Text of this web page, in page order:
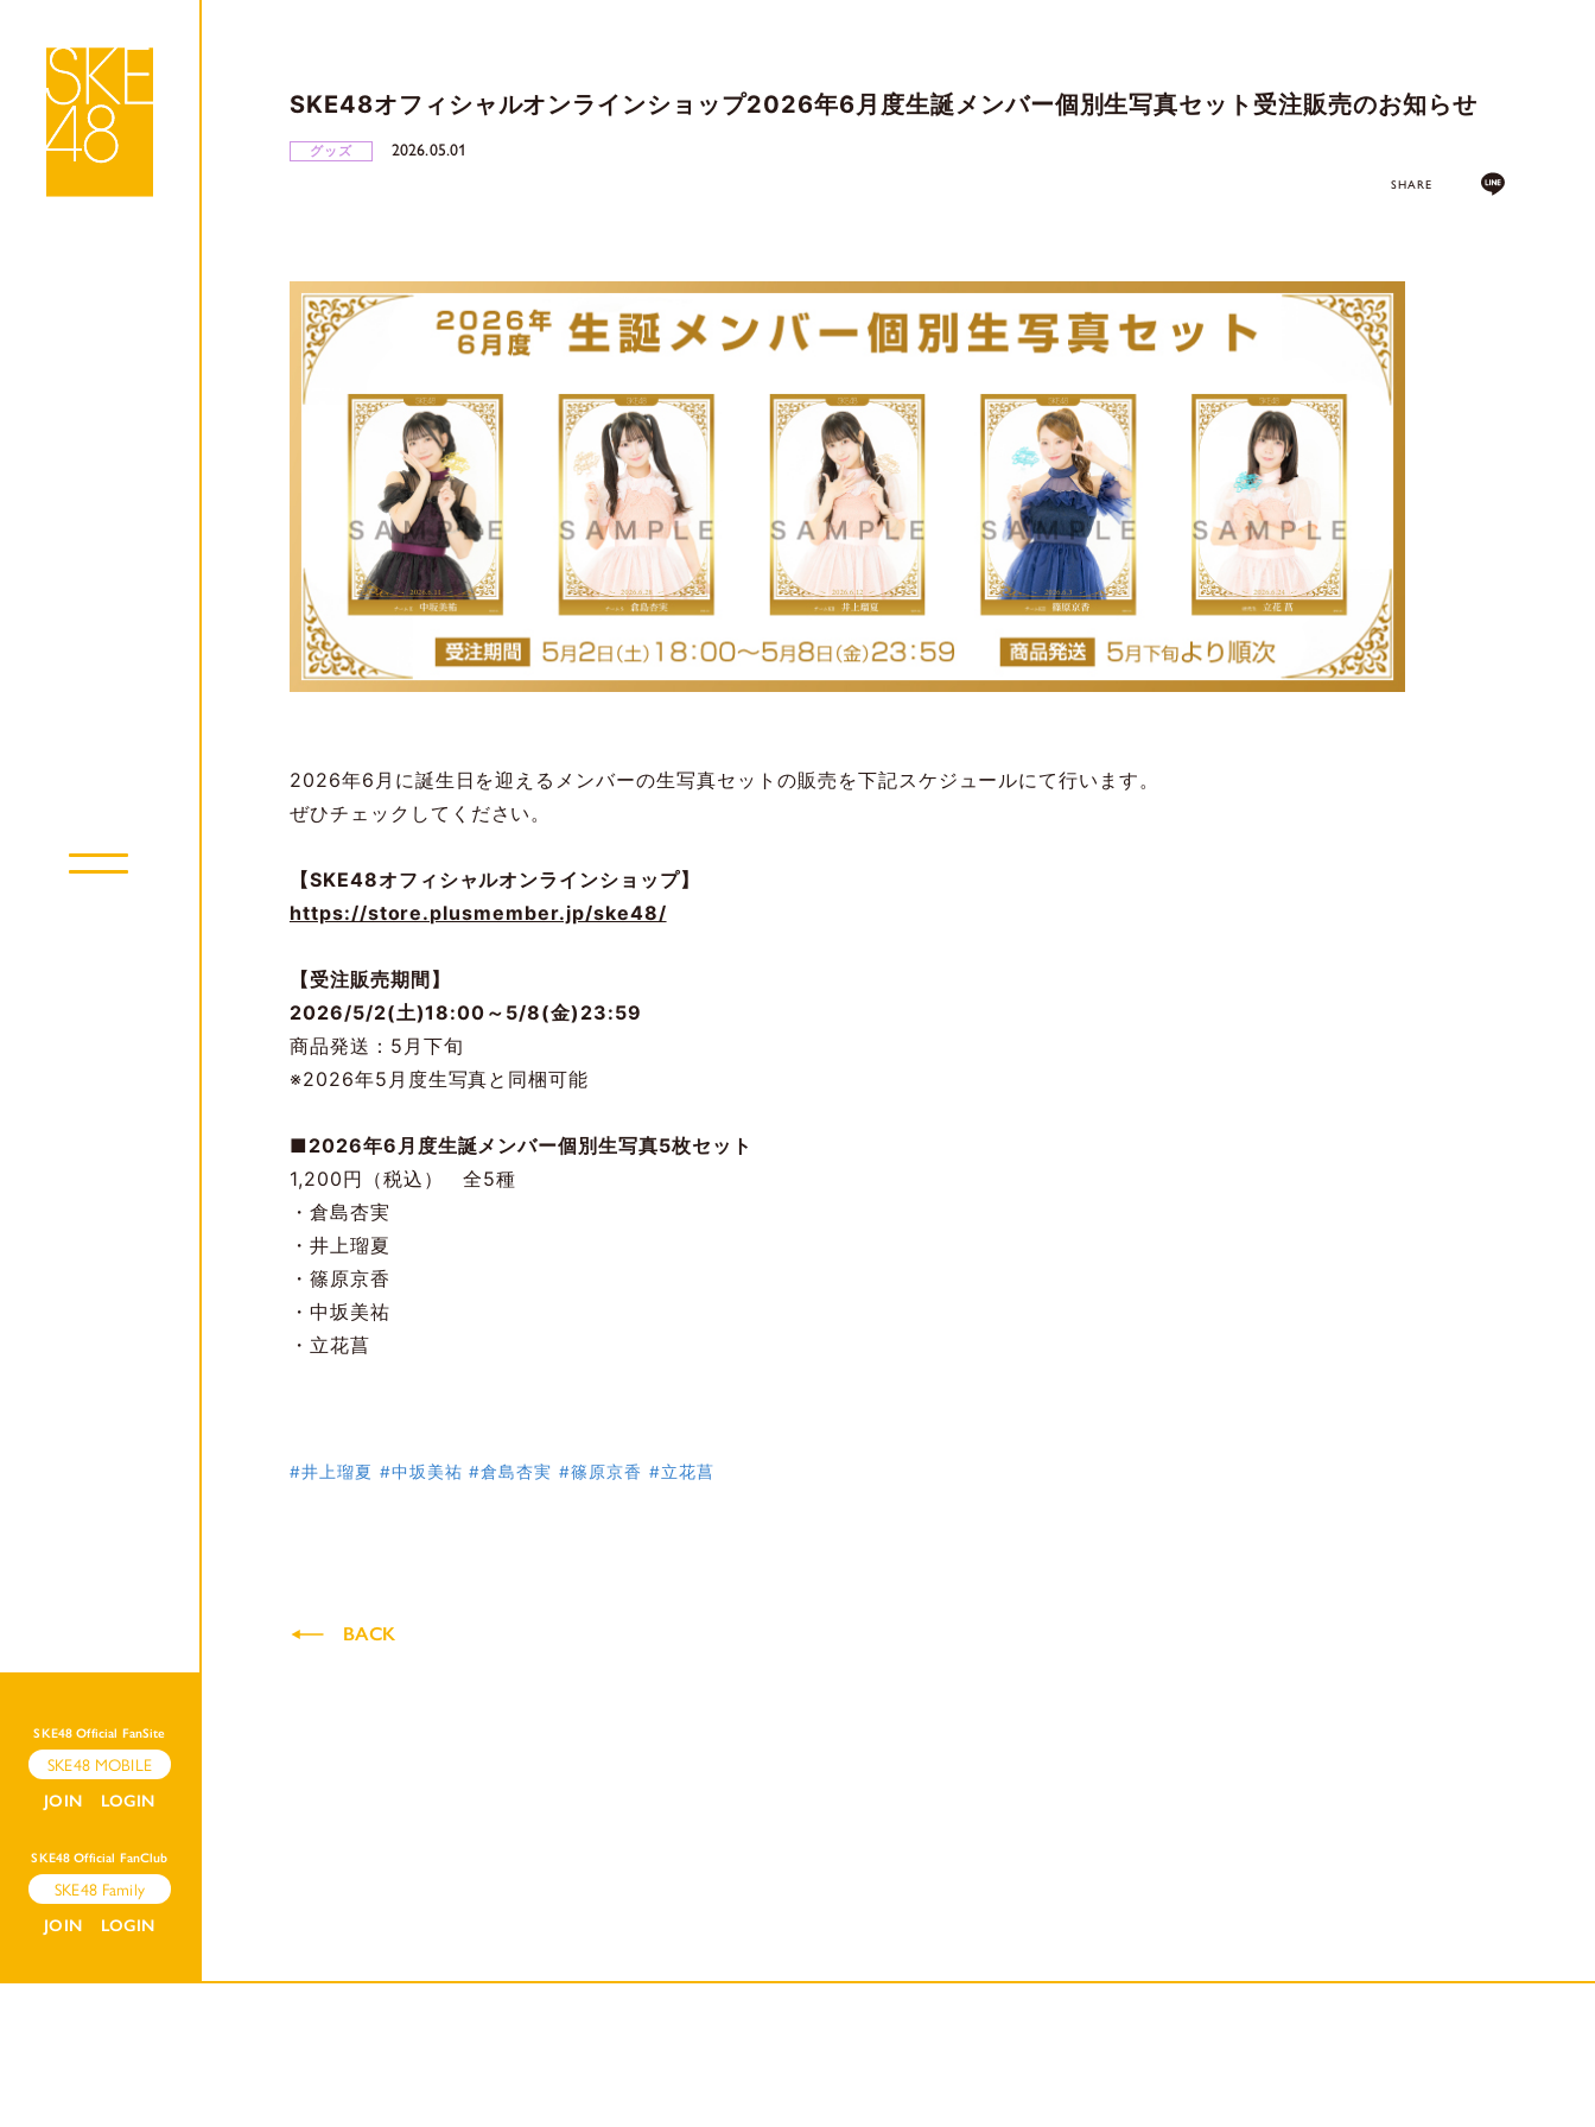
SKE48 Official FanSite
SKE48 MOBILE
JOIN LOGIN
SKE48 Official FanClub
SKE48 Family
JOIN LOGIN
SKE48オフィシャルオンラインショップ2026年6月度生誕メンバー個別生写真セット受注販売のお知らせ
グッズ 2026.05.01
SHARE
2026年6月に誕生日を迎えるメンバーの生写真セットの販売を下記スケジュールにて行います。
ぜひチェックしてください。
【SKE48オフィシャルオンラインショップ】
https://store.plusmember.jp/ske48/
【受注販売期間】
2026/5/2(土)18:00～5/8(金)23:59
商品発送：5月下旬
※2026年5月度生写真と同梱可能
■2026年6月度生誕メンバー個別生写真5枚セット
1,200円（税込） 全5種
・倉島杏実
・井上瑠夏
・篠原京香
・中坂美祐
・立花菖
#井上瑠夏 #中坂美祐 #倉島杏実 #篠原京香 #立花菖
BACK